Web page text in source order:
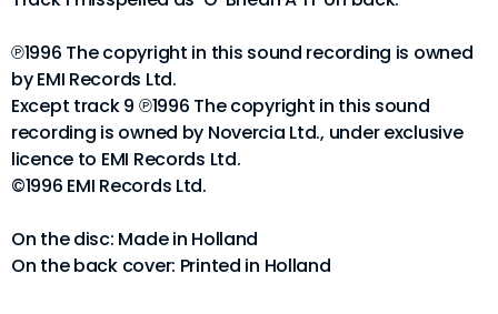
℗1996 The copyright in this sound recording is owned
by EMI Records Ltd.
Except track 9 ℗1996 The copyright in this sound
recording is owned by Novercia Ltd., under exclusive
licence to EMI Records Ltd.
©1996 EMI Records Ltd.
On the disc: Made in Holland
On the back cover: Printed in Holland